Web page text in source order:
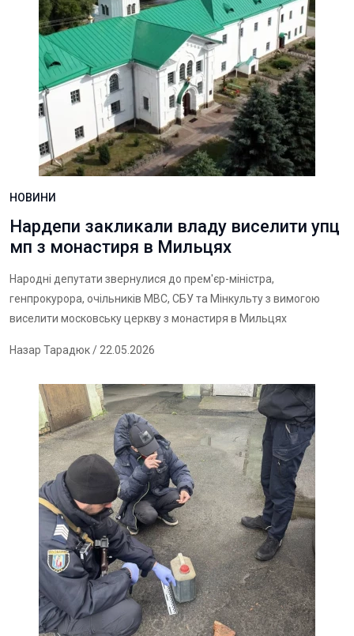
НОВИНИ
Нардепи закликали владу виселити упц
мп з монастиря в Мильцях
Народні депутати звернулися до прем'єр-міністра,
генпрокурора, очільників МВC, СБУ та Мінкульту з вимогою
виселити московську церкву з монастиря в Мильцях
Назар Тарадюк/ 22.05.2026